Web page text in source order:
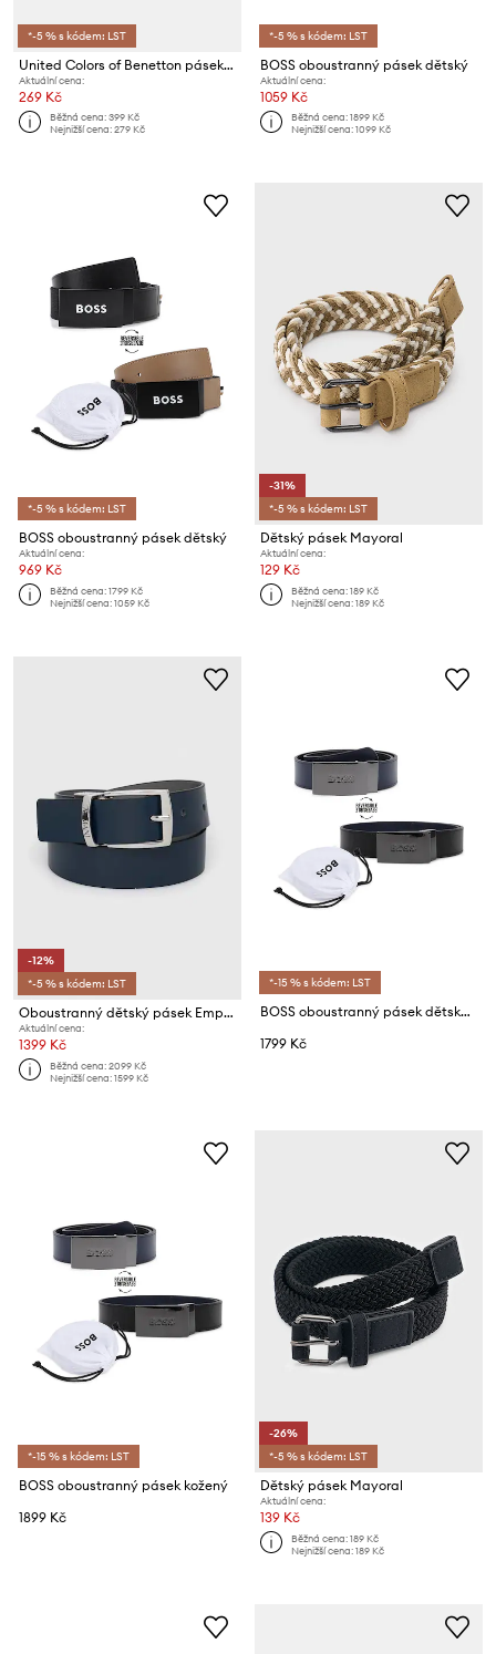
*-5 % s kódem: LST
United Colors of Benetton pásek dětský
Aktuální cena:
269 Kč
Běžná cena:399 Kč
Nejnižší cena:279 Kč
*-5 % s kódem: LST
BOSS oboustranný pásek dětský
Aktuální cena:
1059 Kč
Běžná cena:1899 Kč
Nejnižší cena:1099 Kč
*-5 % s kódem: LST
BOSS oboustranný pásek dětský
Aktuální cena:
969 Kč
Běžná cena:1799 Kč
Nejnižší cena:1059 Kč
-31%
*-5 % s kódem: LST
Dětský pásek Mayoral
Aktuální cena:
129 Kč
Běžná cena:189 Kč
Nejnižší cena:189 Kč
-12%
*-5 % s kódem: LST
Oboustranný dětský pásek Emporio Armani
Aktuální cena:
1399 Kč
Běžná cena:2099 Kč
Nejnižší cena:1599 Kč
*-15 % s kódem: LST
BOSS oboustranný pásek dětský kožený
1799 Kč
*-15 % s kódem: LST
BOSS oboustranný pásek kožený
1899 Kč
-26%
*-5 % s kódem: LST
Dětský pásek Mayoral
Aktuální cena:
139 Kč
Běžná cena:189 Kč
Nejnižší cena:189 Kč